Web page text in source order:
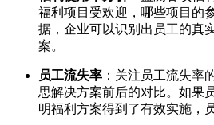
福利项目受欢迎，哪些项目的
据，企业可以识别出员工的真
案。
员工流失率 ：关注员工流失率
思解决方案前后的对比。如果
明福利方案得到了有效实施，